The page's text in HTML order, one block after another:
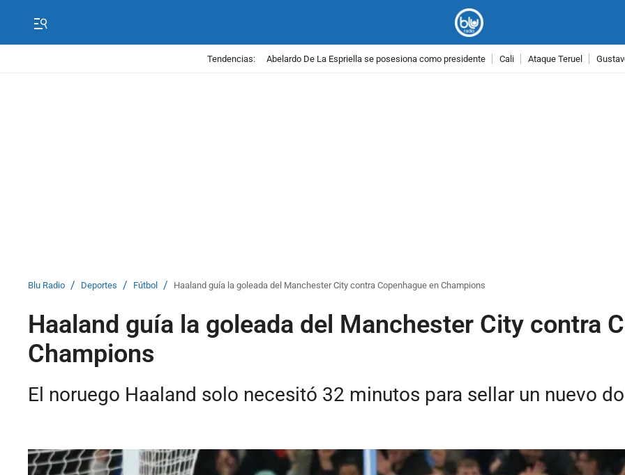
Tendencias: Abelardo De La Espriella se posesiona como presidente Cali Ataque Teruel
Blu Radio / Deportes / Fútbol / Haaland guía la goleada del Manchester City contra Copenhague en Champions
Haaland guía la goleada del Manchester City contra
Champions
El noruego Haaland solo necesitó 32 minutos para sellar un nuevo